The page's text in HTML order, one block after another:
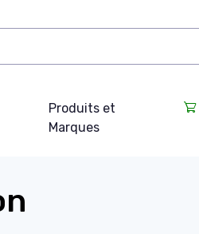
Produits et
Marques